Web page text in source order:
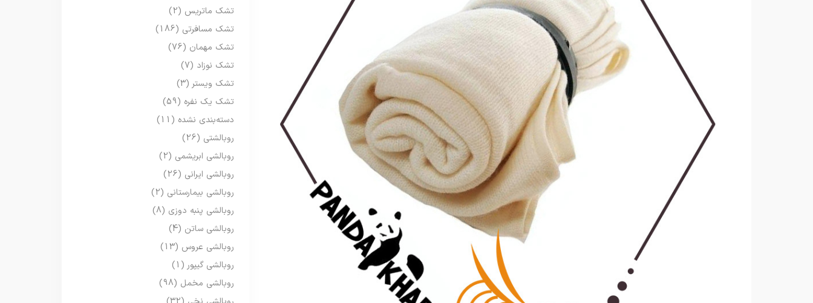
تشک ماتریس (2)
تشک مسافرتی (186)
تشک مهمان (76)
تشک نوزاد (7)
تشک ویستر (3)
تشک یک نفره (59)
دسته‌بندی نشده (11)
روبالشتی (26)
روبالشی ابریشمی (2)
روبالشی ایرانی (26)
روبالشی بیمارستانی (2)
روبالشی پنبه دوزی (8)
روبالشی ساتن (4)
روبالشی عروس (13)
روبالشی گیپور (1)
روبالشی مخمل (98)